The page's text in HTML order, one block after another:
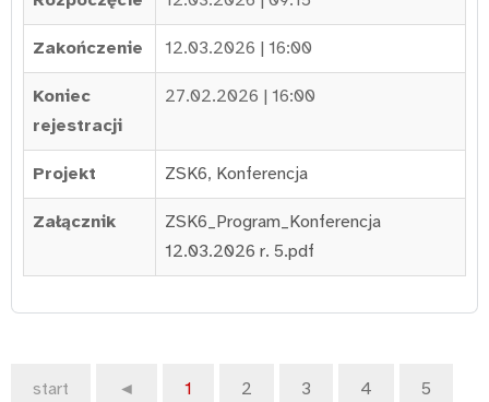
Zakończenie 12.03.2026 | 16:00
Koniec
rejestracji
27.02.2026 | 16:00
Projekt ZSK6, Konferencja
Załącznik
ZSK6_Program_Konferencja
12.03.2026 r. 5.pdf
start ◄ 1 2 3 4 5